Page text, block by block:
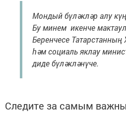
Мондый бүләкләр алу
Бу минем икенче
Беренчесе
һәм социаль яклау
диде бүләкләнүче.
Следите за самым